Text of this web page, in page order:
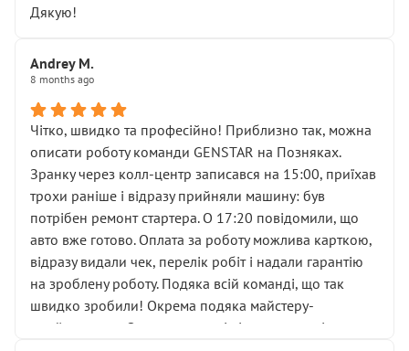
міняти разом із головним гальмівним циліндром у
Для людини, яка хоча б трохи розуміється на техніці,
це звучить як мінімум непрофесійно, а як максимум —
спроба продати дорогий вузол замість елементарних
ущільнювачів.
Що прикро — це не перший мій візит. Раніше міняв у
вас стартер, і тоді сервіс наче справив хороше
враження. Але згодом знайшов декілька гайок під
лобовим склом. Мені пояснили, що це “старі гайки, які
відкручували”, і попросили не хвилюватися. ( надіюсь
новий власник, не застяг в полі))
Але після нинішнього візиту такі дрібниці вже не
здаються дрібницями.
Я — клієнт, який працює на довірі, і саме її цей сервіс
Дякую!
Andrey M.
8 months ago
Чітко, швидко та професійно! Приблизно так, можна
описати роботу команди GENSTAR на Позняках.
Зранку через колл-центр записався на 15:00, приїхав
трохи раніше і відразу прийняли машину: був
потрібен ремонт стартера. О 17:20 повідомили, що
авто вже готово. Оплата за роботу можлива карткою,
відразу видали чек, перелік робіт і надали гарантію
на зроблену роботу. Подяка всій команді, що так
швидко зробили! Окрема подяка майстеру-
приймальнику Олександру: всі чітко та по суті.